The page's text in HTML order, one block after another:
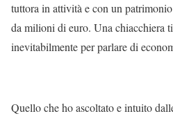
tuttora in attività e con un
da milioni di euro. Una chiacchiera
inevitabilmente per parlare di
Quello che ho ascoltato e intuito